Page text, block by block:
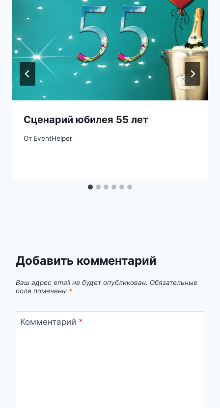
Сценарий юбилея 55 лет
От EventHelper
Добавить комментарий
Ваш адрес email не будет опубликован. Обязательные
поля помечены *
Комментарий *